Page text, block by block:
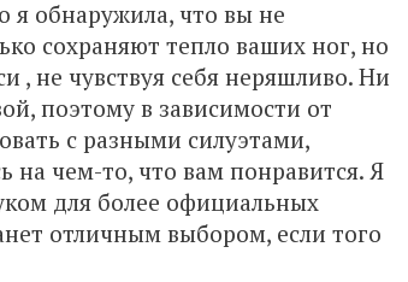
я обнаружила, что вы не
сохраняют тепло ваших ног, но
, не чувствуя себя неряшливо. Ни
поэтому в зависимости от
с разными силуэтами,
на чем-то, что вам понравится. Я
для более официальных
отличным выбором, если того